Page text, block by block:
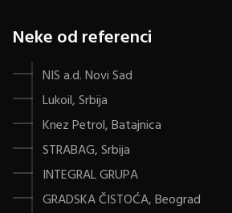
Neke od referenci
NIS a.d. Novi Sad
Lukoil, Srbija
Knez Petrol, Batajnica
STRABAG, Srbija
INTEGRAL GRUPA
GRADSKA ČISTOĆA, Beograd